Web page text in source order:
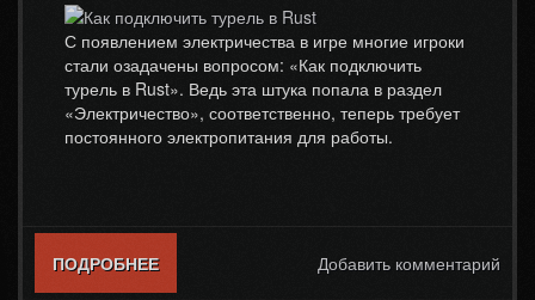
С появлением электричества в игре многие игроки
стали озадачены вопросом: «Как подключить
турель в Rust». Ведь эта штука попала в раздел
«Электричество», соответственно, теперь требует
постоянного электропитания для работы.
ПОДРОБНЕЕО КАК ПОДКЛЮЧИТЬ ТУРЕЛЬ В RUST
Добавить комментарий